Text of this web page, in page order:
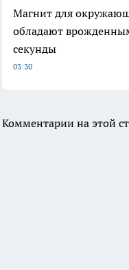
Магнит для
обладают
секунды
03:30
Комментарии на этой